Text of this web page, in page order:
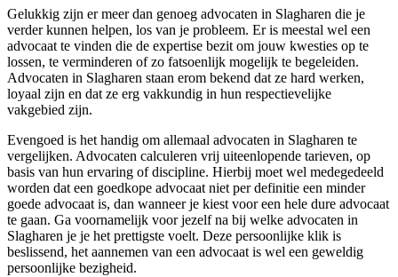
Gelukkig zijn er meer dan genoeg advocaten in Slagharen die je
verder kunnen helpen, los van je probleem. Er is meestal wel een
advocaat te vinden die de expertise bezit om jouw kwesties op te
lossen, te verminderen of zo fatsoenlijk mogelijk te begeleiden.
Advocaten in Slagharen staan erom bekend dat ze hard werken,
loyaal zijn en dat ze erg vakkundig in hun respectievelijke
vakgebied zijn.
Evengoed is het handig om allemaal advocaten in Slagharen te
vergelijken. Advocaten calculeren vrij uiteenlopende tarieven, op
basis van hun ervaring of discipline. Hierbij moet wel medegedeeld
worden dat een goedkope advocaat niet per definitie een minder
goede advocaat is, dan wanneer je kiest voor een hele dure advocaat
te gaan. Ga voornamelijk voor jezelf na bij welke advocaten in
Slagharen je je het prettigste voelt. Deze persoonlijke klik is
beslissend, het aannemen van een advocaat is wel een geweldig
persoonlijke bezigheid.